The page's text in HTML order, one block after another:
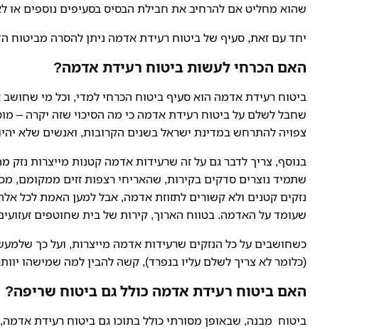
שהוא מחליט אם להרחיב את חבילת הבסיס בסעיפים נוספים או
יחד עם זאת, סעיף של ביטוח רעידת אדמה ניתן להסרה מביטוח
האם הכרחי לעשות ביטוח רעידת אדמה?
ביטוח רעידת אדמה הוא סעיף ביטוח הכרחי למדי, וכל מי
שחבל לשלם על ביטוח רעידת אדמה כי מה הסיכוי שזה יקרה –
צפויה להתרחש במדינת ישראל בשנים הקרובות, ואנשים שלא
בנוסף, צריך לדבר גם על זה שרעידות אדמה קטנות מייצרות
שתמיד נוצרים סדקים בקירות, שהאריחי רצפות זזים ממקומם,
נזקים קטנים ולא קשורים לתזוזת אדמה, אבל למען האמת לכל
שעומד על האדמה. בטווח הארוך, קירות של בית שחוטפים
כשחושבים על כל הנזקים שרעידות אדמה מייצרות, ועל כך
(כלומר לא צריך לשלם עליו בנפרד), קשה להבין למה שמישהו
האם ביטוח רעידת אדמה כולל גם ביטוח שריפה?
ביטוח מבנה, שבאופן מסורתי כולל בתוכו גם ביטוח רעידת